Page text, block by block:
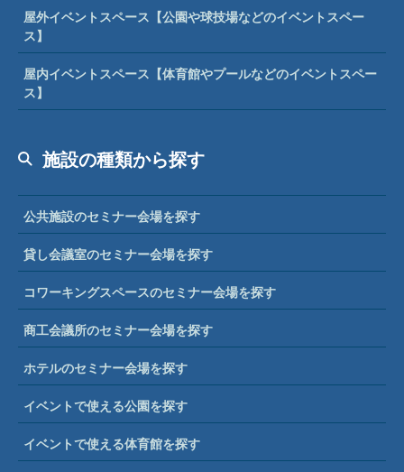
屋外イベントスペース【公園や球技場などのイベントスペー
ス】
屋内イベントスペース【体育館やプールなどのイベントスペー
ス】
施設の種類から探す
公共施設のセミナー会場を探す
貸し会議室のセミナー会場を探す
コワーキングスペースのセミナー会場を探す
商工会議所のセミナー会場を探す
ホテルのセミナー会場を探す
イベントで使える公園を探す
イベントで使える体育館を探す